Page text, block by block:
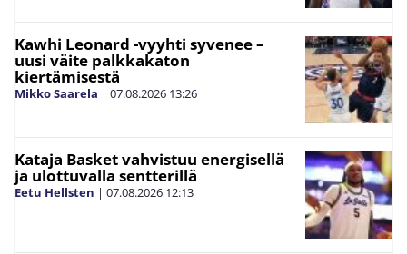
Kawhi Leonard -vyyhti syvenee –
uusi väite palkkakaton
kiertämisestä
Mikko Saarela | 07.08.2026 13:26
Kataja Basket vahvistuu energisellä
ja ulottuvalla sentterillä
Eetu Hellsten | 07.08.2026 12:13